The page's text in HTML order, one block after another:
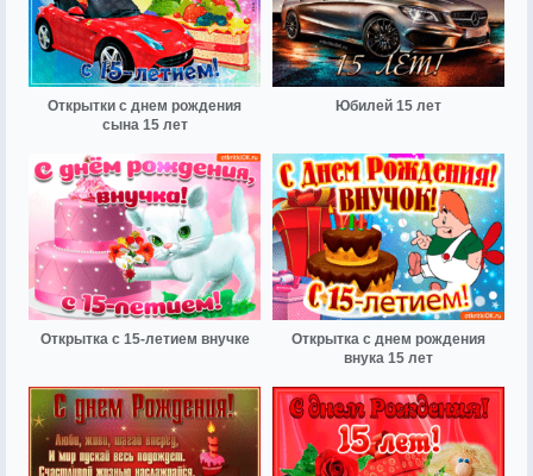
Открытки с днем рождения
сына 15 лет
Юбилей 15 лет
Открытка с 15-летием внучке
Открытка с днем рождения
внука 15 лет